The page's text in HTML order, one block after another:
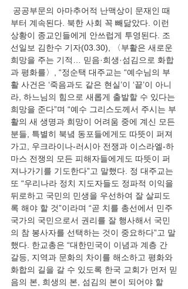
공공부문의 아마추어적 난맥상이 문재인 때
부터 계속된다. 북한 사회 꼭 빼닮았다. 이런
상황이 종교인들에게 안쓰럽게 투영된다. 조
선일보 김한수 기자(03.30), 〈부활은 새로운
희망을 주는 기적… 믿음·희생·섬김으로 화합
과 평화를〉, “정순택 대주교는 “예수님의 부
활 사건은 ‘죽음과도 같은 현실’이 ‘끝’이 아니
라, 하느님의 힘으로 새롭게 출발할 수 있다는
희망을 준다”며 “예수 그리스도께서 주시는 부
활의 새 생명과 희망이 어려움 중에 계신 모든
분들, 특별히 북녘 동포들에게도 따뜻이 퍼져
가고, 우크라이나-러시아 전쟁과 이스라엘-하
마스 전쟁의 모든 피해자들에게도 따뜻이 퍼
져나가기를 기도한다”고 말했다. 정 대주교는
또 “우리나라 정치 지도자들도 정파적 이익을
뒤로하고 국민의 민생을 우선하여 잘 살피도
록 해야 할 것”이라며 “곧 치를 총선에서 민주
국가의 국민으로서 권리를 잘 행사해서 국민
의 참 봉사자를 선택하는 것이 중요하다”고 말
했다. 한교총은 “대한민국이 이념과 계층 간
갈등, 지역과 문화의 차이를 해소하고 평화와
화합의 길을 갈 수 있도록 한국 교회가 먼저 믿
음의 본, 희생의 본, 섬김의 본이 되어야 할